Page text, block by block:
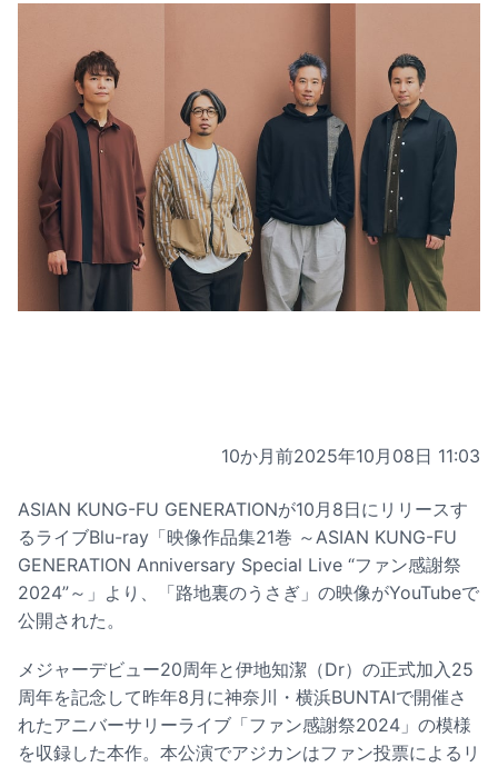
10か月前2025年10月08日 11:03
ASIAN KUNG-FU GENERATIONが10月8日にリリースす
るライブBlu-ray「映像作品集21巻 ～ASIAN KUNG-FU
GENERATION Anniversary Special Live “ファン感謝祭
2024”～」より、「路地裏のうさぎ」の映像がYouTubeで
公開された。
メジャーデビュー20周年と伊地知潔（Dr）の正式加入25
周年を記念して昨年8月に神奈川・横浜BUNTAIで開催さ
れたアニバーサリーライブ「ファン感謝祭2024」の模様
を収録した本作。本公演でアジカンはファン投票によるリ